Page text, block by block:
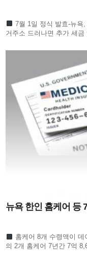
7월 1일 정식 발효-뉴욕
거주소 드러나면 추가 세금
뉴욕 한인 홈케어 등
홈케어 8개 수령액이 데
의 2개 홈케어 7년간 7억